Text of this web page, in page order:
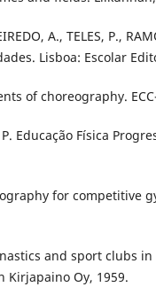
A., TELES, P.,
Lisboa: Escolar
of choreography.
P. Educação Física
for competitive
and sport clubs
Kirjapaino Oy, 1959.